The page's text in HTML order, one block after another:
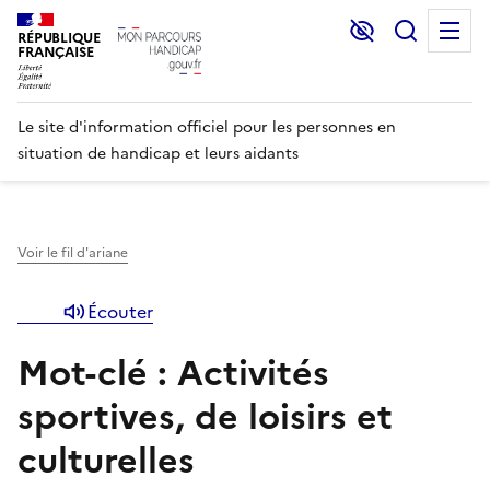
RÉPUBLIQUE
FRANÇAISE
Lecture et
Le site d'information officiel pour les personnes en
situation de handicap et leurs aidants
Voir le fil d'ariane
Écouter
Mot-clé : Activités
sportives, de loisirs et
culturelles